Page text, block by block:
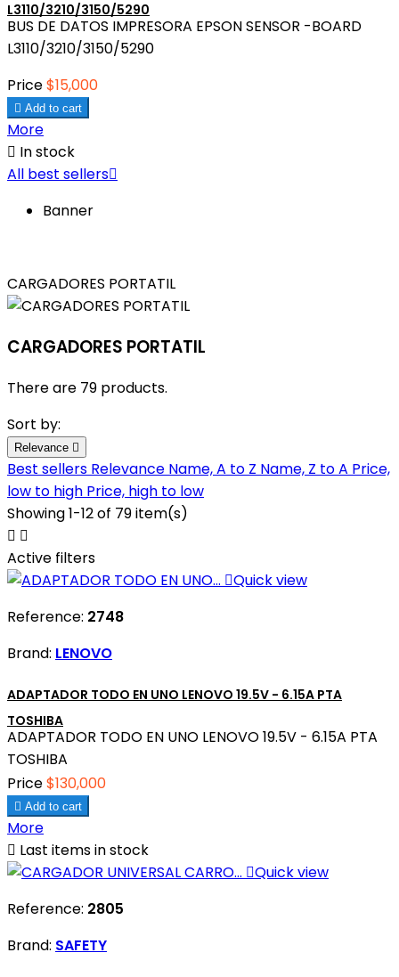
L3110/3210/3150/5290
BUS DE DATOS IMPRESORA EPSON SENSOR -BOARD
L3110/3210/3150/5290
Price$15,000
 Add to cart
More
 In stock
All best sellers
Banner
CARGADORES PORTATIL
CARGADORES PORTATIL
There are 79 products.
Sort by:
Relevance 
Best sellers Relevance Name, A to Z Name, Z to A Price,
low to high Price, high to low
Showing 1-12 of 79 item(s)
 
Active filters
Quick view
Reference: 2748
Brand: LENOVO
ADAPTADOR TODO EN UNO LENOVO 19.5V - 6.15A PTA
TOSHIBA
ADAPTADOR TODO EN UNO LENOVO 19.5V - 6.15A PTA
TOSHIBA
Price$130,000
 Add to cart
More
 Last items in stock
Quick view
Reference: 2805
Brand: SAFETY